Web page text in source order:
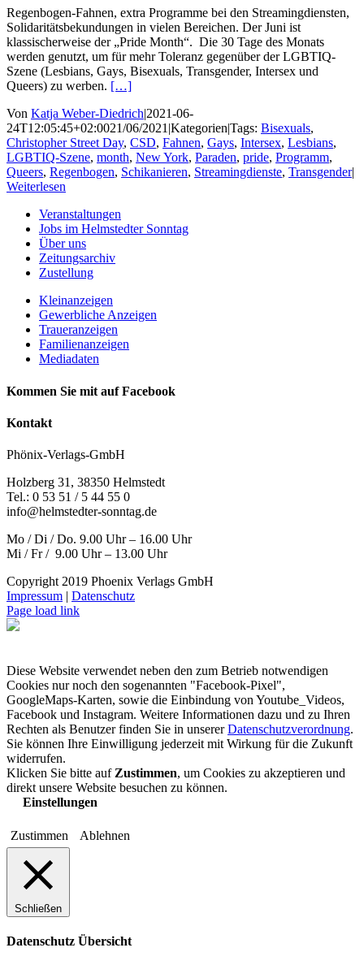
Regenbogen-Fahnen, extra Programme bei den Streamingdiensten,
Solidaritätsbekundungen in vielen Bereichen. Der Juni ist
klassischerweise der „Pride Month“. Die 30 Tage des Monats
werden genutzt, um für mehr Toleranz gegenüber der LGBTIQ-
Szene (Lesbians, Gays, Bisexuals, Transgender, Intersex und
Queers) zu werben. […]
Von Katja Weber-Diedrich|2021-06-
24T12:05:45+02:0021/06/2021 |Kategorien|Tags: Bisexuals,
Christopher Street Day, CSD, Fahnen, Gays, Intersex, Lesbians,
LGBTIQ-Szene, month, New York, Paraden, pride, Programm,
Queers, Regenbogen, Schikanieren, Streamingdienste, Transgender|
Weiterlesen
Veranstaltungen
Jobs im Helmstedter Sonntag
Über uns
Zeitungsarchiv
Zustellung
Kleinanzeigen
Gewerbliche Anzeigen
Traueranzeigen
Familienanzeigen
Mediadaten
Kommen Sie mit auf Facebook
Kontakt
Phönix-Verlags-GmbH
Holzberg 31, 38350 Helmstedt
Tel.: 0 53 51 / 5 44 55 0
info@helmstedter-sonntag.de
Mo / Di / Do. 9.00 Uhr – 16.00 Uhr
Mi / Fr / 9.00 Uhr – 13.00 Uhr
Copyright 2019 Phoenix Verlags GmbH
Impressum | Datenschutz
Page load link
Diese Website verwendet neben den zum Betrieb notwendigen
Cookies nur noch den sogenannten "Facebook-Pixel",
GoogleMaps-Karten, sowie die Einbindung von Youtube_Videos,
Facebook und Instagram. Weitere Informationen dazu und zu Ihren
Rechten als Benutzer finden Sie in unsererDatenschutzverordnung.
Sie können Ihre Einwilligung jederzeit mit Wirkung für die Zukunft
widerrufen.
Klicken Sie bitte auf Zustimmen, um Cookies zu akzeptieren und
direkt unsere Website besuchen zu können.
Einstellungen
Zustimmen Ablehnen
Schließen
Datenschutz Übersicht